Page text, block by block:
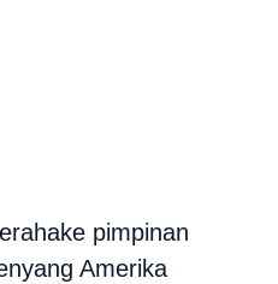
pimpinan
Amerika